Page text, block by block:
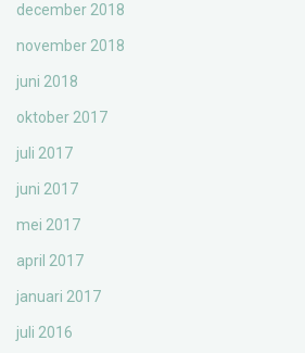
december 2018
november 2018
juni 2018
oktober 2017
juli 2017
juni 2017
mei 2017
april 2017
januari 2017
juli 2016